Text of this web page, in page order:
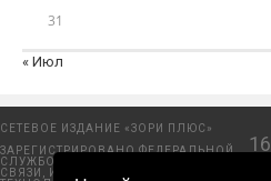
31
« Июл
СЕТЕВОЕ ИЗДАНИЕ «ЗОРИ ПЛЮС»
ЗАРЕГИСТРИРОВАНО ФЕДЕРАЛЬНОЙ
СЛУЖБОЙ ПО НАДЗОРУ В СФЕРЕ
СВЯЗИ, ИНФОРМАЦИОННЫХ